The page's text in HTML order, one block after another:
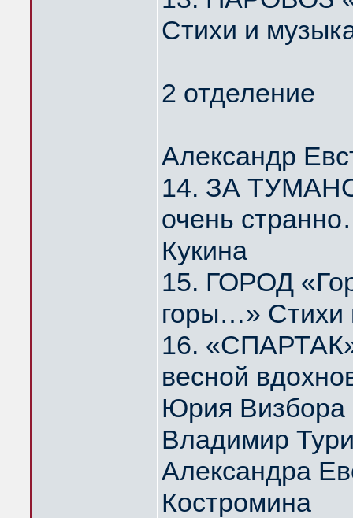
Стихи и
2 отделение
Александр
14. ЗА
очень
Кукина
15. ГОРОД
горы…» Стихи
16.
весной
Юрия Визбора
Владимир
Александра
Костромина